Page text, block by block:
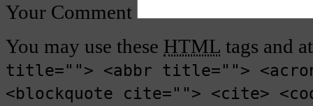
Your Comment
You may use these HTML tags and
title=""> <abbr title="">
<blockquote cite=""> <cite>